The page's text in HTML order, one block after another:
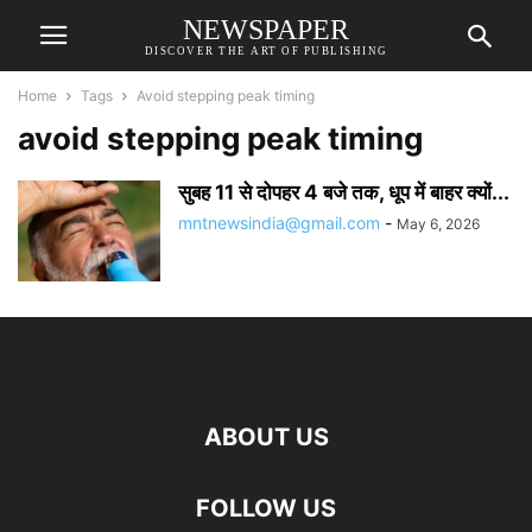
NEWSPAPER
DISCOVER THE ART OF PUBLISHING
Home Tags Avoid stepping peak timing
avoid stepping peak timing
सुबह 11 से दोपहर 4 बजे तक, धूप में बाहर क्यों...
mntnewsindia@gmail.com - May 6, 2026
ABOUT US
FOLLOW US